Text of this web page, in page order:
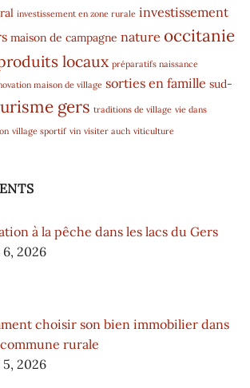
investissement en zone rurale investissement
maison de campagne nature occitanie
locaux préparatifs naissance
maison de village sorties en famille sud-
gers traditions de village vie dans
village sportif vin visiter auch viticulture
à la pêche dans les lacs du Gers
2026
choisir son bien immobilier dans
rurale
2026